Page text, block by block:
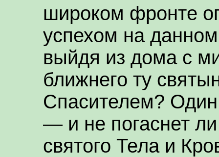
широком фронте
успехом на
выйдя из дома с
ближнего ту
Спасителем?
— и не погаснет
святого Тела и